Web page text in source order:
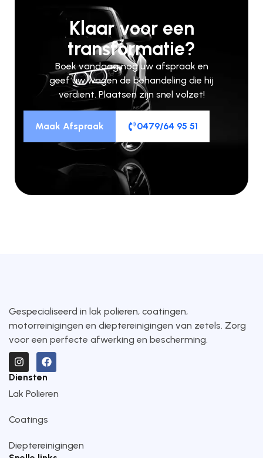
Klaar voor een
transformatie?
Boek vandaag nog uw afspraak en
geef uw wagen de behandeling die hij
verdient. Plaatsen zijn snel volzet!
Maak Afspraak 0479/64 95 51
Gespecialiseerd in lak polieren, coatingen,
motorreinigingen en dieptereinigingen van zetels. Zorg
voor een perfecte afwerking en bescherming.
Diensten
Lak Polieren
Coatings
Dieptereinigingen